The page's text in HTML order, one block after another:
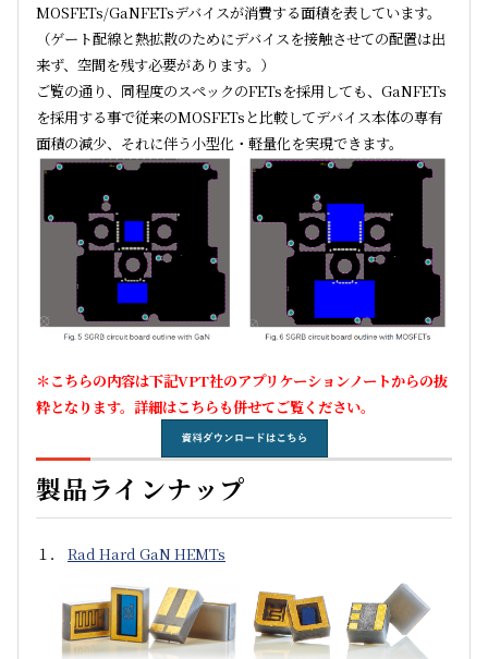
MOSFETs/GaNFETsデバイスが消費する面積を表しています。
（ゲート配線と熱拡散のためにデバイスを接触させての配置は出
来ず、空間を残す必要があります。）
ご覧の通り、同程度のスペックのFETsを採用しても、GaNFETs
を採用する事で従来のMOSFETsと比較してデバイス本体の専有
面積の減少、それに伴う小型化・軽量化を実現できます。
＊こちらの内容は下記VPT社のアプリケーションノートからの抜
粋となります。詳細はこちらも併せてご覧ください。
製品ラインナップ
１． Rad Hard GaN HEMTs